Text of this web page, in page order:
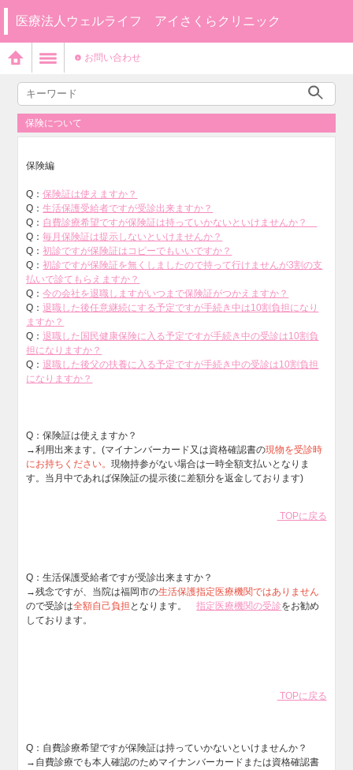
医療法人ウェルライフ アイさくらクリニック
お問い合わせ
保険について
保険編
Q：保険証は使えますか？
Q：生活保護受給者ですが受診出来ますか？
Q： 自費診療希望ですが保険証は持っていかないといけませんか？
Q：毎月保険証は提示しないといけませんか？
Q：初診ですが保険証はコピーでもいいですか？
Q：初診ですが保険証を無くしましたので持って行けませんが3割の支
払いで診てもらえますか？
Q：今の会社を退職しますがいつまで保険証がつかえますか？
Q：退職した後任意継続にする予定ですが手続き中は10割負担になり
ますか？
Q：退職した国民健康保険に入る予定ですが手続き中の受診は10割負
担になりますか？
Q：退職した後父の扶養に入る予定ですが手続き中の受診は10割負担
になりますか？
Q：保険証は使えますか？
→利用出来ます。(マイナンバーカード又は資格確認書の現物を受診時
にお持ちください。現物持参がない場合は一時全額支払いとなりま
す。当月中であれば保険証の提示後に差額分を返金しております)
TOPに戻る
Q：生活保護受給者ですが受診出来ますか？
→残念ですが、当院は福岡市の生活保護指定医療機関ではありません
ので受診は全額自己負担 となります。指定医療機関の受診をお勧め
しております。
TOPに戻る
Q： 自費診療希望ですが保険証は持っていかないといけませんか？
→自費診療でも本人確認のためマイナンバーカードまたは資格確認書